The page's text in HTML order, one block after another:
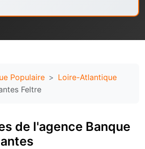
Populaire
Loire-Atlantique
Feltre
de l'agence Banque